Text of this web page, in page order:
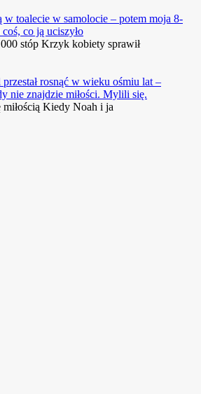
w toalecie w samolocie – potem moja 8-
co ją uciszyło
stóp Krzyk kobiety sprawił
rosnąć w wieku ośmiu lat –
nie znajdzie miłości. Mylili się.
miłością Kiedy Noah i ja